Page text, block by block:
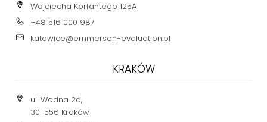
Wojciecha Korfantego 125A
+48 516 000 987
katowice@emmerson-evaluation.pl
KRAKÓW
ul. Wodna 2d,
30-556 Kraków